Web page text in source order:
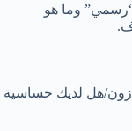
وما هو
أمازون/هل لديك حساسية